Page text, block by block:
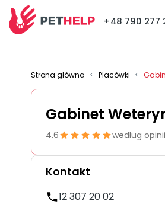
+48 790 277
Strona główna < Placówki <
Gabinet
4.6 według
Kontakt
12 307 20 02